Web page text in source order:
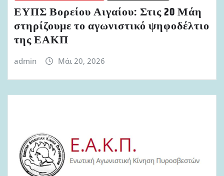
ΕΥΠΣ Βορείου Αιγαίου: Στις 20 Μάη
στηρίζουμε το αγωνιστικό ψηφοδέλτιο
της ΕΑΚΠ
admin Μάι 20, 2026